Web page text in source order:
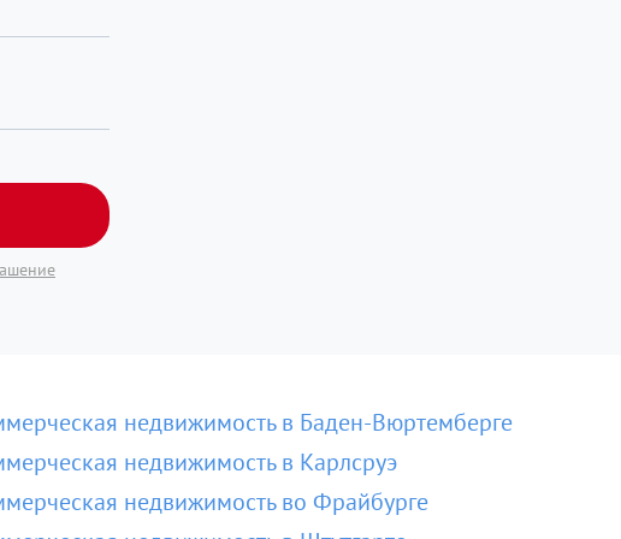
недвижимость в Баден-Вюртемберге
недвижимость в Карлсруэ
недвижимость во Фрайбурге